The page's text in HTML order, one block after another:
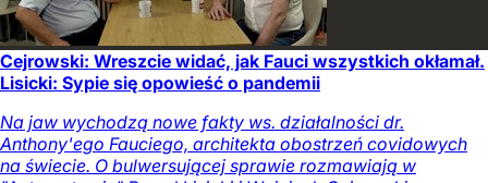
Cejrowski: Wreszcie widać, jak Fauci wszystkich okłamał.
Lisicki: Sypie się opowieść o pandemii
Na jaw wychodzą nowe fakty ws. działalności dr.
Anthony'ego Fauciego, architekta obostrzeń covidowych
na świecie. O bulwersującej sprawie rozmawiają w